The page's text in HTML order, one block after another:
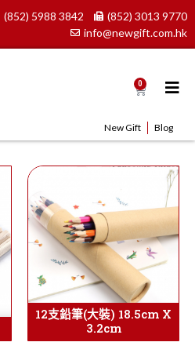
(852) 5988 3842
(852) 3013 9770
info@newgift.com.hk
0 Cart
New Gift Blog
12支鉛筆(大裝) 18.5cm X
3.2cm